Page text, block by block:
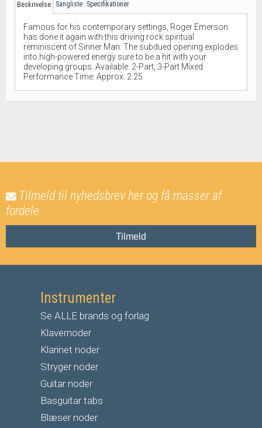
Beskrivelse Sangliste Specifikationer
Famous for his contemporary settings, Roger Emerson
has done it again with this driving rock spiritual
reminiscent of Sinner Man. The subdued opening explodes
into high-powered energy sure to be a hit with your
developing groups. Available: 2-Part, 3-Part Mixed.
Performance Time: Approx. 2:25.
Tilmeld til nyhedsbrev her og få masser af
fordele
Tilmeld
Instrumenter
Se ALLE brands og forlag
Klavernoder
Klarinet noder
Stryger noder
Guitar noder
Basguitar tabs
Blæser noder